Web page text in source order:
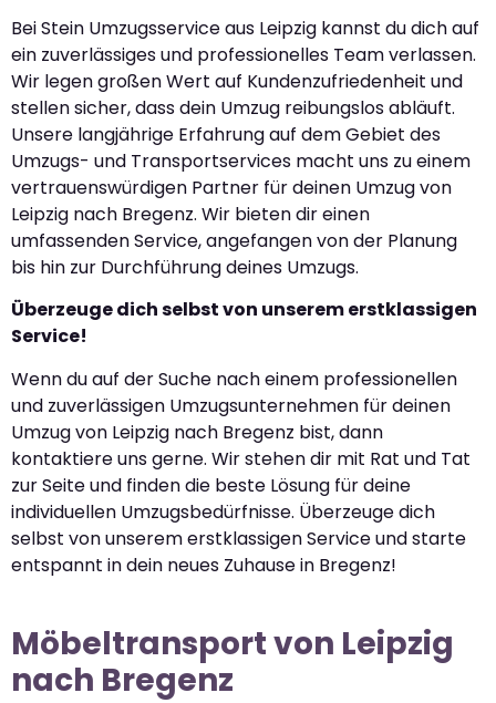
Bei Stein Umzugsservice aus Leipzig kannst du dich auf
ein zuverlässiges und professionelles Team verlassen.
Wir legen großen Wert auf Kundenzufriedenheit und
stellen sicher, dass dein Umzug reibungslos abläuft.
Unsere langjährige Erfahrung auf dem Gebiet des
Umzugs- und Transportservices macht uns zu einem
vertrauenswürdigen Partner für deinen Umzug von
Leipzig nach Bregenz. Wir bieten dir einen
umfassenden Service, angefangen von der Planung
bis hin zur Durchführung deines Umzugs.
Überzeuge dich selbst von unserem erstklassigen
Service!
Wenn du auf der Suche nach einem professionellen
und zuverlässigen Umzugsunternehmen für deinen
Umzug von Leipzig nach Bregenz bist, dann
kontaktiere uns gerne. Wir stehen dir mit Rat und Tat
zur Seite und finden die beste Lösung für deine
individuellen Umzugsbedürfnisse. Überzeuge dich
selbst von unserem erstklassigen Service und starte
entspannt in dein neues Zuhause in Bregenz!
Möbeltransport von Leipzig
nach Bregenz